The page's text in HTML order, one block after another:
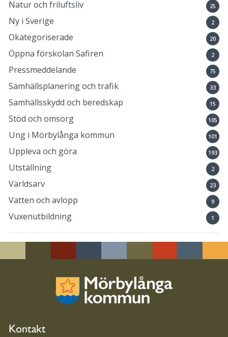
Natur och friluftsliv 25
Ny i Sverige 2
Okategoriserade 20
Öppna förskolan Safiren 2
Pressmeddelande 75
Samhällsplanering och trafik 33
Samhällsskydd och beredskap 15
Stöd och omsorg 105
Ung i Mörbylånga kommun 101
Uppleva och göra 193
Utställning 2
Världsarv 23
Vatten och avlopp 9
Vuxenutbildning 1
Kontakt